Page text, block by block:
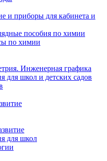
и приборы для кабинета и
пособия по химии
по химии
Инженерная графика
для школ и детских садов
для школ